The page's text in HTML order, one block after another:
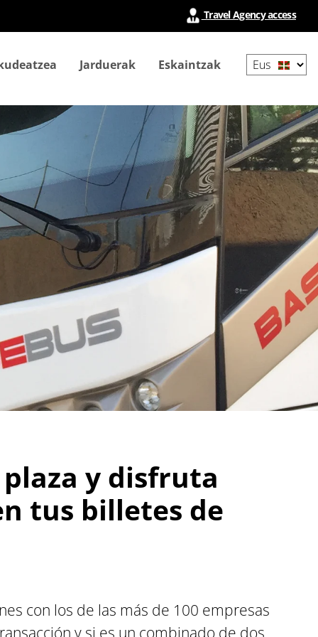
Travel Agency access
Jarduerak Eskaintzak
your
y disfruta
tus billetes de
con los de las más de 100 empresas
y si es un combinado de dos